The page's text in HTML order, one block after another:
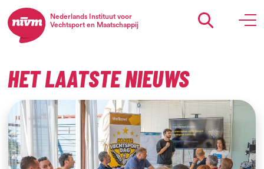
Nederlands Instituut voor
Vechtsport en Maatschappij
HET LAATSTE NIEUWS